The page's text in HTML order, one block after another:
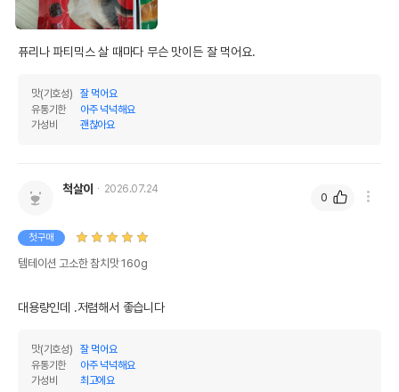
퓨리나 파티믹스 살 때마다 무슨 맛이든 잘 먹어요.
맛(기호성)
잘 먹어요
유통기한
아주 넉넉해요
가성비
괜찮아요
척살이 2026.07.24
첫구매
템테이션 고소한 참치맛 160g
대용량인데 .저렴해서 좋습니다
맛(기호성)
잘 먹어요
유통기한
아주 넉넉해요
가성비
최고에요
0